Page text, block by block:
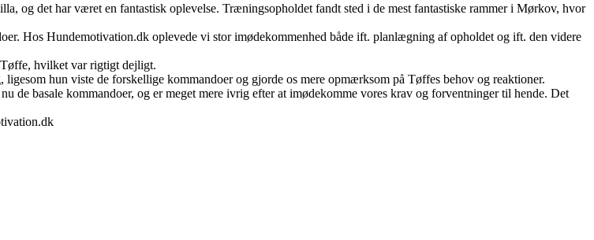
og det har været en fantastisk oplevelse. Træningsopholdet fandt sted i de mest fantastiske rammer i Mørkov, hvor
Hos Hundemotivation.dk oplevede vi stor imødekommenhed både ift. planlægning af opholdet og ift. den videre
hvilket var rigtigt dejligt.
hun viste de forskellige kommandoer og gjorde os mere opmærksom på Tøffes behov og reaktioner.
basale kommandoer, og er meget mere ivrig efter at imødekomme vores krav og forventninger til hende. Det